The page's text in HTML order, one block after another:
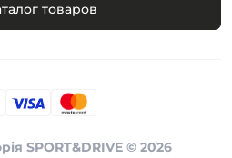
товаров
SPORT&DRIVE © 2026